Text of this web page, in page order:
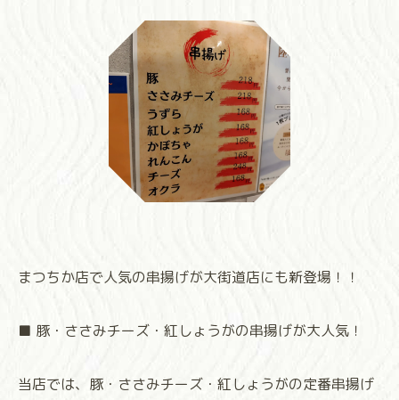
まつちか店で人気の串揚げが大街道店にも新登場！！
■ 豚・ささみチーズ・紅しょうがの串揚げが大人気！
当店では、豚・ささみチーズ・紅しょうがの定番串揚げ